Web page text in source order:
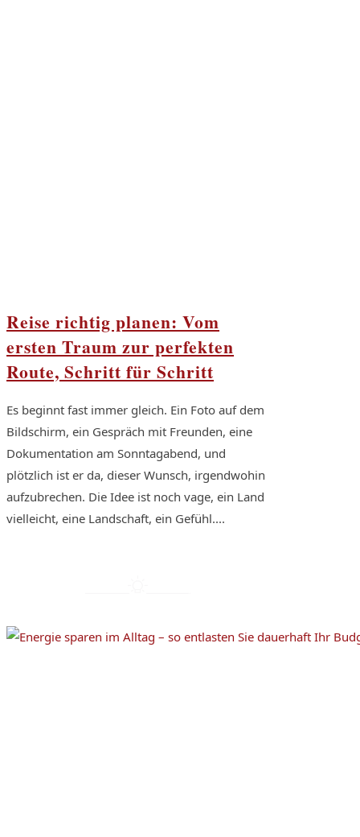
Reise richtig planen: Vom
ersten Traum zur perfekten
Route, Schritt für Schritt
Es beginnt fast immer gleich. Ein Foto auf dem
Bildschirm, ein Gespräch mit Freunden, eine
Dokumentation am Sonntagabend, und
plötzlich ist er da, dieser Wunsch, irgendwohin
aufzubrechen. Die Idee ist noch vage, ein Land
vielleicht, eine Landschaft, ein Gefühl....